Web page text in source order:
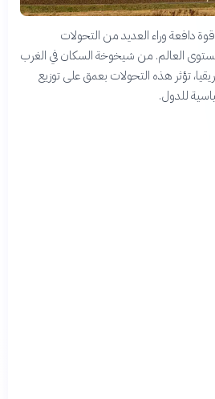
دافعة وراء العديد من التحولات
العالم. من شيخوخة السكان في الغرب
تؤثر هذه التحولات بعمق على توزيع
للدول.